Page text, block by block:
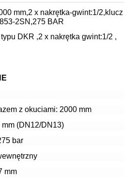
mm,2 x nakrętka-gwint:1/2,klucz
2SN,275 BAR
DKR ,2 x nakrętka gwint:1/2 ,
z okuciami: 2000 mm
(DN12/DN13)
bar
mm